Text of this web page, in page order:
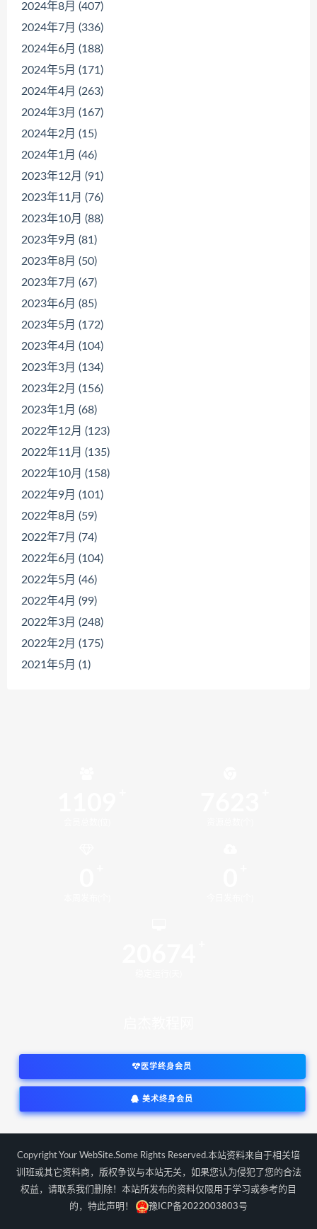
2024年8月 (407)
2024年7月 (336)
2024年6月 (188)
2024年5月 (171)
2024年4月 (263)
2024年3月 (167)
2024年2月 (15)
2024年1月 (46)
2023年12月 (91)
2023年11月 (76)
2023年10月 (88)
2023年9月 (81)
2023年8月 (50)
2023年7月 (67)
2023年6月 (85)
2023年5月 (172)
2023年4月 (104)
2023年3月 (134)
2023年2月 (156)
2023年1月 (68)
2022年12月 (123)
2022年11月 (135)
2022年10月 (158)
2022年9月 (101)
2022年8月 (59)
2022年7月 (74)
2022年6月 (104)
2022年5月 (46)
2022年4月 (99)
2022年3月 (248)
2022年2月 (175)
2021年5月 (1)
医学终身会员
美术终身会员
Copyright Your WebSite.Some Rights Reserved.本站资料来自于相关培
训班或其它资料商，版权争议与本站无关，如果您认为侵犯了您的合法
权益，请联系我们删除！本站所发布的资料仅限用于学习或参考的目
的，特此声明！
豫ICP备2022003803号